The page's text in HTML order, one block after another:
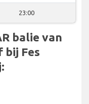
23:00
balie van
Fes